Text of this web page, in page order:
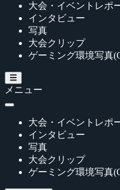
大会・イベントレポ
インタビュー
写真
大会クリップ
ゲーミング環境写真
メニュー
大会・イベントレポ
インタビュー
写真
大会クリップ
ゲーミング環境写真